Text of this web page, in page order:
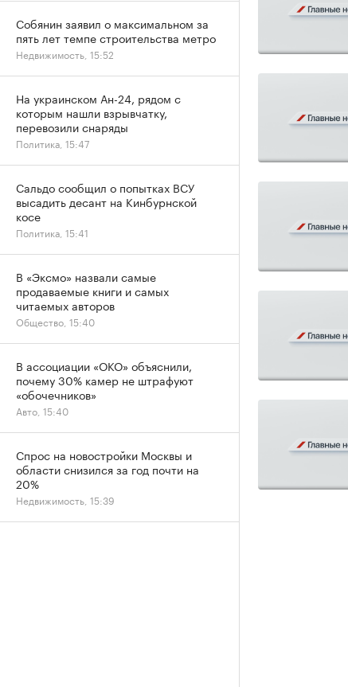
Собянин заявил о максимальном за
пять лет темпе строительства метро
Недвижимость, 15:52
На украинском Ан-24, рядом с
которым нашли взрывчатку,
перевозили снаряды
Политика, 15:47
Сальдо сообщил о попытках ВСУ
высадить десант на Кинбурнской
косе
Политика, 15:41
В «Эксмо» назвали самые
продаваемые книги и самых
читаемых авторов
Общество, 15:40
В ассоциации «ОКО» объяснили,
почему 30% камер не штрафуют
«обочечников»
Авто, 15:40
Спрос на новостройки Москвы и
области снизился за год почти на
20%
Недвижимость, 15:39